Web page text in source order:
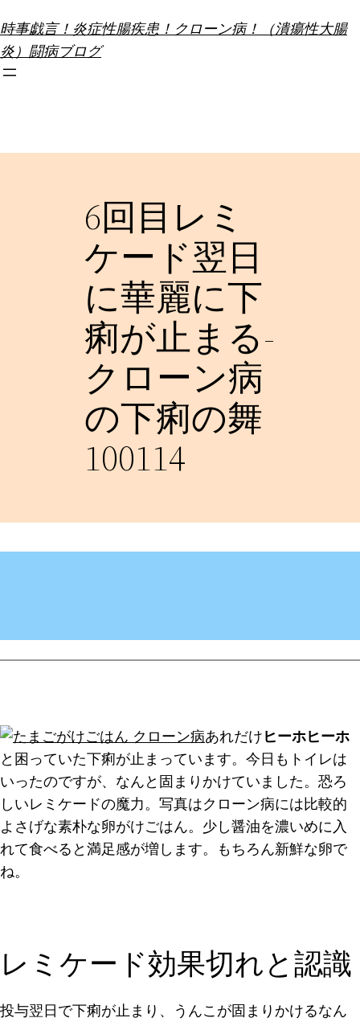
容
を
ス
時事戯言！炎症性腸疾患！クローン病！（潰瘍性大腸
炎）闘病ブログ
6回目レミ
ケード翌日
に華麗に下
痢が止まる-
クローン病
の下痢の舞
100114
あれだけヒーホヒーホ
と困っていた下痢が止まっています。今日もトイレは
いったのですが、なんと固まりかけていました。恐ろ
しいレミケードの魔力。写真はクローン病には比較的
よさげな素朴な卵がけごはん。少し醤油を濃いめに入
れて食べると満足感が増します。もちろん新鮮な卵で
ね。
レミケード効果切れと認識
投与翌日で下痢が止まり、うんこが固まりかけるなん